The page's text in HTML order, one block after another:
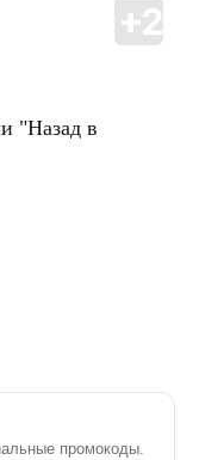
промокоды.